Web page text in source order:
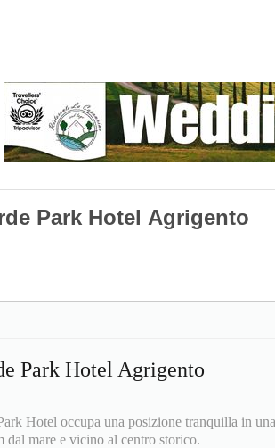
Park Hotel Agrigento
Park Hotel Agrigento
Hotel occupa una posizione tranquilla in
dal mare e vicino al centro storico.